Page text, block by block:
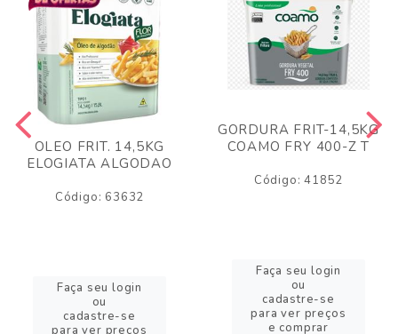
OLEO FRIT. 14,5KG
ELOGIATA ALGODAO
Código: 63632
Faça seu login
ou
cadastre-se
para ver preços
GORDURA FRIT-14,5KG
COAMO FRY 400-Z T
Código: 41852
Faça seu login
ou
cadastre-se
para ver preços
e comprar